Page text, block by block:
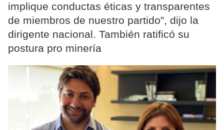
implique conductas éticas y transparentes
de miembros de nuestro partido”, dijo la
dirigente nacional. También ratificó su
postura pro minería